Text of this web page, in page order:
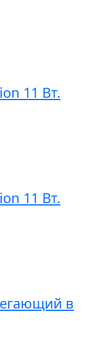
11 Вт.
11 Вт.
в